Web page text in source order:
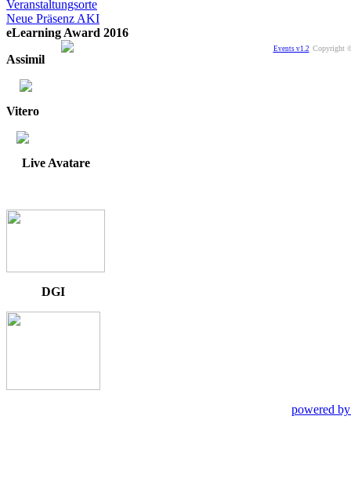
Veranstaltungsorte
Neue Präsenz AKI
eLearning Award 2016
Assimil
Vitero
Live Avatare
DGI
Events v1.2 Copyright
powered